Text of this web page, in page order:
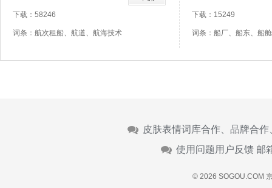
下载：58246
词条：航次租船、航道、航海技术
下载：15249
词条：船厂、船东、船
皮肤表情词库合作、品牌合
使用问题用户反馈 邮
© 2026 SOGOU.COM